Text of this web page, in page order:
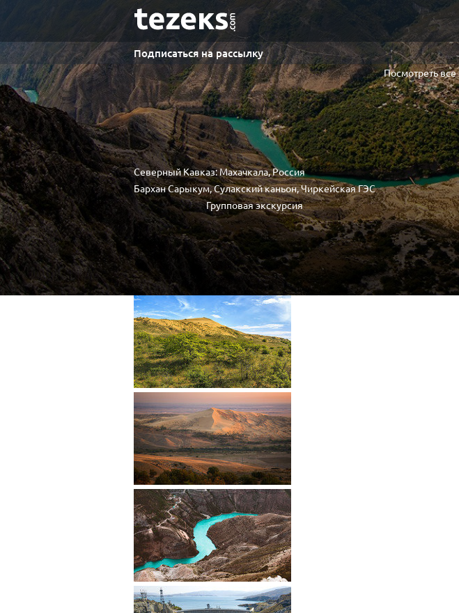
Подписаться на рассылку
Посмотреть все
Северный Кавказ: Махачкала, Россия
Бархан Сарыкум, Сулакский каньон, Чиркейская ГЭС
Групповая экскурсия